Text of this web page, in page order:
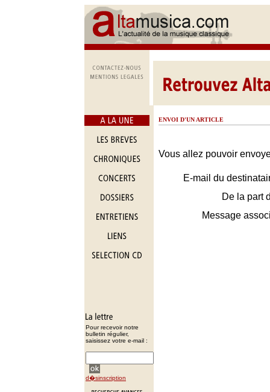
Pour recevoir notre
bulletin régulier,
saisissez votre e-mail :
d�sinscription
ENVOI D'UN ARTICLE
Vous allez pouvoir
E-mail du
De la part
Message